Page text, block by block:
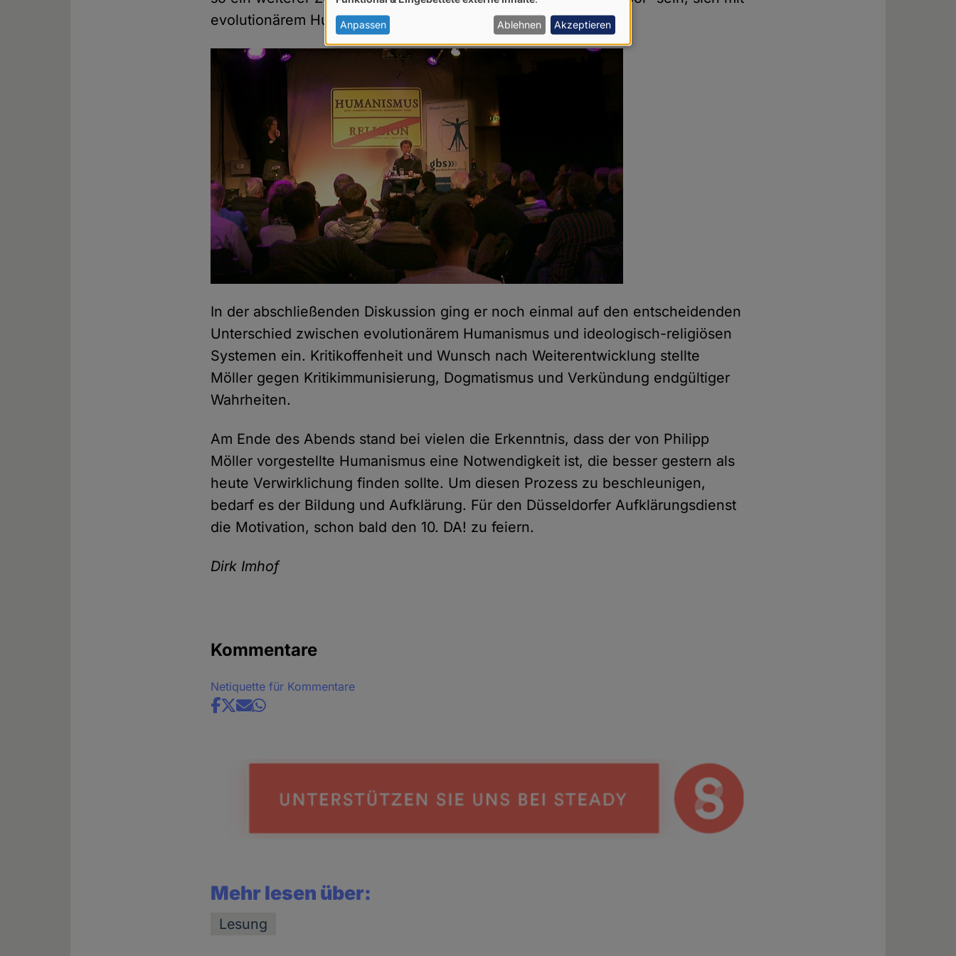
evolutionärem Humanismus zu beschäftigen.
In der abschließenden Diskussion ging er noch einmal auf den entscheidenden
Unterschied zwischen evolutionärem Humanismus und ideologisch-religiösen
Systemen ein. Kritikoffenheit und Wunsch nach Weiterentwicklung stellte
Möller gegen Kritikimmunisierung, Dogmatismus und Verkündung endgültiger
Wahrheiten.
Am Ende des Abends stand bei vielen die Erkenntnis, dass der von Philipp
Möller vorgestellte Humanismus eine Notwendigkeit ist, die besser gestern als
heute Verwirklichung finden sollte. Um diesen Prozess zu beschleunigen,
bedarf es der Bildung und Aufklärung. Für den Düsseldorfer Aufklärungsdienst
die Motivation, schon bald den 10. DA! zu feiern.
Dirk Imhof
Kommentare
Netiquette für Kommentare
Share
Mehr lesen über:
Lesung
von
personenbezogenen
Daten
Cookies
Anpassen Ablehnen Akzeptieren